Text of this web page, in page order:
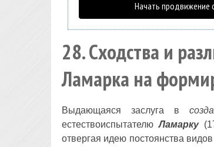
Начать продвижение
28. Сходства и
Ламарка на
Выдающаяся заслуга в
естествоиспытателюЛамарку
отвергая идею постоянства